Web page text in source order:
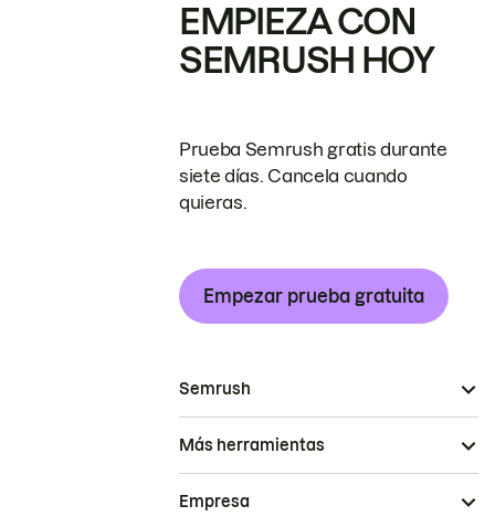
EMPIEZA CON
SEMRUSH HOY
Prueba Semrush gratis durante
siete días. Cancela cuando
quieras.
Empezar prueba gratuita
Semrush
Más herramientas
Empresa